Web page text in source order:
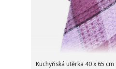
Kuchyňská utěrka 40 x 65 cm